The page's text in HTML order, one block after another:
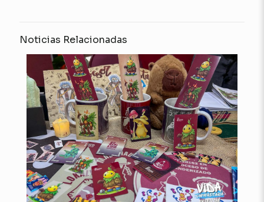
Noticias Relacionadas